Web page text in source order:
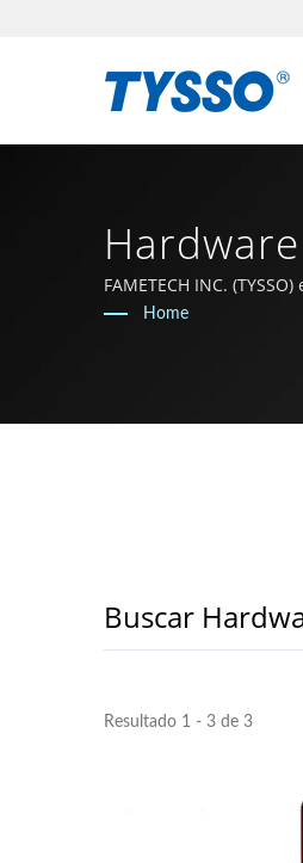
Venta Y
FAMETECH INC.
está comprometido en
Home
Buscar
Resultado 1 - 3 de 3